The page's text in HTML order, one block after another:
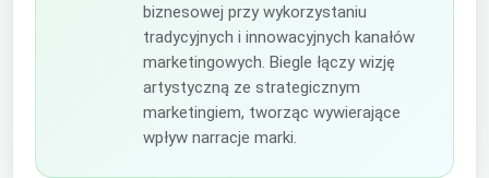
biznesowej przy wykorzystaniu
tradycyjnych i innowacyjnych kanałów
marketingowych. Biegle łączy wizję
artystyczną ze strategicznym
marketingiem, tworząc wywierające
wpływ narracje marki.